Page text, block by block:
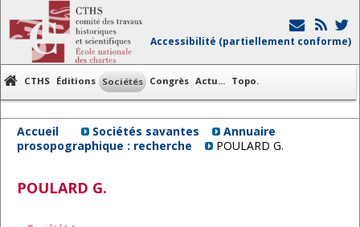
Accessibilité (partiellement conforme)
CTHS Éditions Sociétés Congrès Actu... Topo.
Accueil Sociétés savantes
Annuaire
prosopographique : recherche
POULARD G.
POULARD G.